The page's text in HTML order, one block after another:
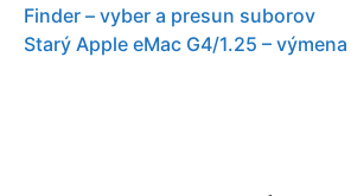
Finder – vyber a presun suborov
Starý Apple eMac G4/1.25 –